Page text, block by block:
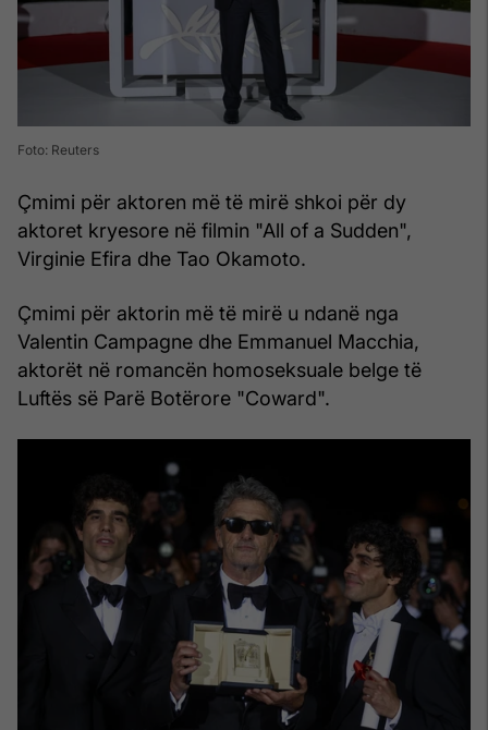
Foto: Reuters
Çmimi për aktoren më të mirë shkoi për dy
aktoret kryesore në filmin "All of a Sudden",
Virginie Efira dhe Tao Okamoto.
Çmimi për aktorin më të mirë u ndanë nga
Valentin Campagne dhe Emmanuel Macchia,
aktorët në romancën homoseksuale belge të
Luftës së Parë Botërore "Coward".